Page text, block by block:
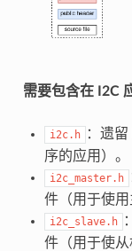
需要包含在 I2C
i2c.h
：遗
序的应用）。
i2c_master.h
件（用于使用
i2c_slave.h
件（用于使从